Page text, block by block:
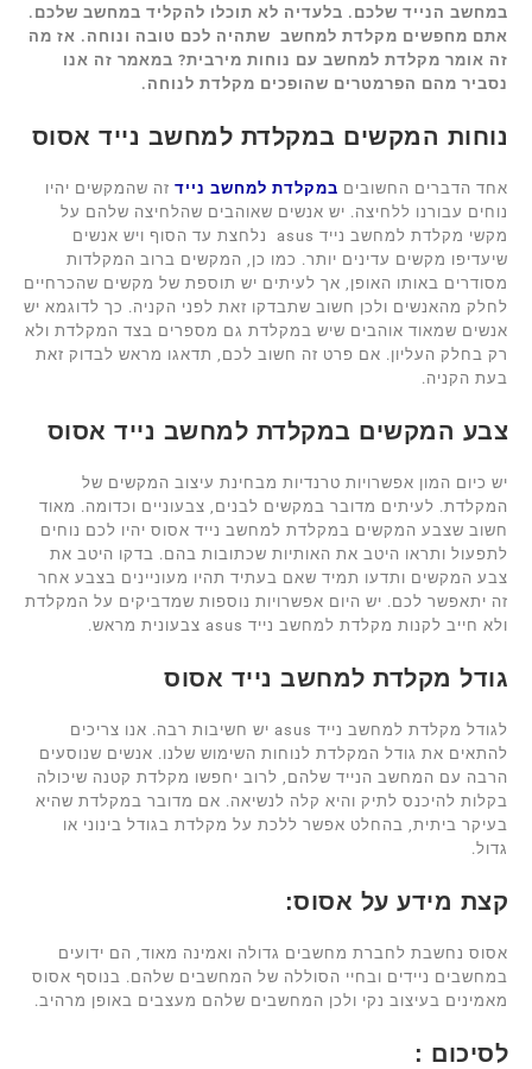
במחשב הנייד שלכם. בלעדיה לא תוכלו להקליד במחשב שלכם.
אתם מחפשים מקלדת למחשב שתהיה לכם טובה ונוחה. אז מה
זה אומר מקלדת למחשב עם נוחות מירבית? במאמר זה אנו
נסביר מהם הפרמטרים שהופכים מקלדת לנוחה.
נוחות המקשים במקלדת למחשב נייד אסוס
אחד הדברים החשובים במקלדת למחשב נייד זה שהמקשים יהיו
נוחים עבורנו ללחיצה. יש אנשים שאוהבים שהלחיצה שלהם על
מקשי מקלדת למחשב נייד asus נלחצת עד הסוף ויש אנשים
שיעדיפו מקשים עדינים יותר. כמו כן, המקשים ברוב המקלדות
מסודרים באותו האופן, אך לעיתים יש תוספת של מקשים שהכרחיים
לחלק מהאנשים ולכן חשוב שתבדקו זאת לפני הקניה. כך לדוגמא יש
אנשים שמאוד אוהבים שיש במקלדת גם מספרים בצד המקלדת ולא
רק בחלק העליון. אם פרט זה חשוב לכם, תדאגו מראש לבדוק זאת
בעת הקניה.
צבע המקשים במקלדת למחשב נייד אסוס
יש כיום המון אפשרויות טרנדיות מבחינת עיצוב המקשים של
המקלדת. לעיתים מדובר במקשים לבנים, צבעוניים וכדומה. מאוד
חשוב שצבע המקשים במקלדת למחשב נייד אסוס יהיו לכם נוחים
לתפעול ותראו היטב את האותיות שכתובות בהם. בדקו היטב את
צבע המקשים ותדעו תמיד שאם בעתיד תהיו מעוניינים בצבע אחר
זה יתאפשר לכם. יש היום אפשרויות נוספות שמדביקים על המקלדת
ולא חייב לקנות מקלדת למחשב נייד asus צבעונית מראש.
גודל מקלדת למחשב נייד אסוס
לגודל מקלדת למחשב נייד asus יש חשיבות רבה. אנו צריכים
להתאים את גודל המקלדת לנוחות השימוש שלנו. אנשים שנוסעים
הרבה עם המחשב הנייד שלהם, לרוב יחפשו מקלדת קטנה שיכולה
בקלות להיכנס לתיק והיא קלה לנשיאה. אם מדובר במקלדת שהיא
בעיקר ביתית, בהחלט אפשר ללכת על מקלדת בגודל בינוני או
גדול.
קצת מידע על אסוס:
אסוס נחשבת לחברת מחשבים גדולה ואמינה מאוד, הם ידועים
במחשבים ניידים ובחיי הסוללה של המחשבים שלהם. בנוסף אסוס
מאמינים בעיצוב נקי ולכן המחשבים שלהם מעצבים באופן מרהיב.
לסיכום :